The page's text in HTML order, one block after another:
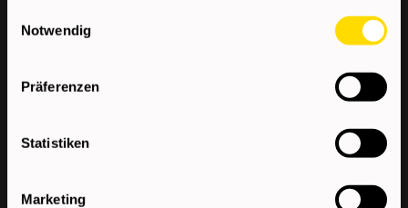
Notwendig
Präferenzen
Statistiken
Marketing
Social Media Einleitung
Facebook